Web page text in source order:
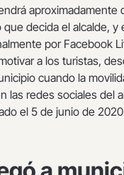
aproximadamente
decida el alcalde,
por Facebook
a los turistas,
cuando la
las redes sociales del
el 5 de junio de